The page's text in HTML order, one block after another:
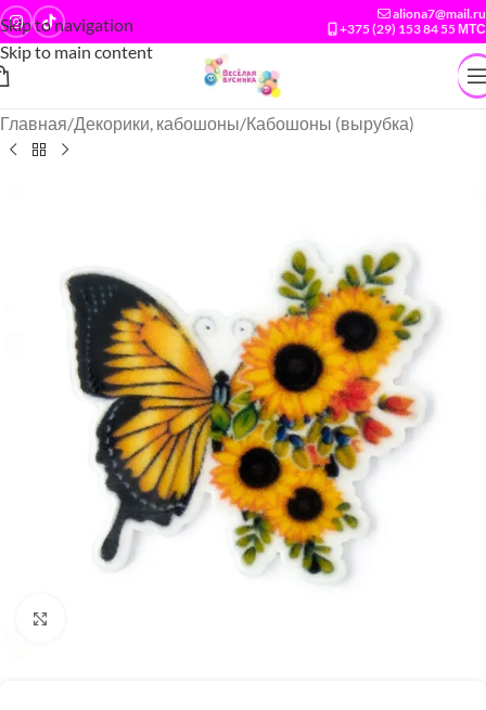
Skip to navigation
Skip to main content
aliona7@mail.ru
+375 (29) 153 84 55 МТС
Главная/Декорики, кабошоны/Кабошоны (вырубка)